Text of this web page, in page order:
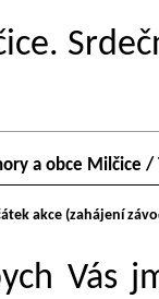
a obce Milčice /
akce (zahájení
Vás